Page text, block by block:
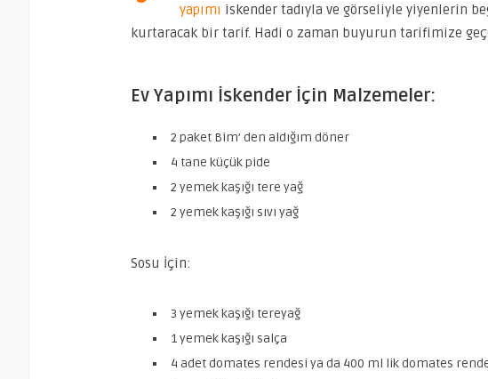
yapımı iskender tadıyla ve görseliyle yiyenlerin
kurtaracak bir tarif. Hadi o zaman buyurun tarifimize
Ev Yapımı İskender İçin Malzemeler:
2 paket Bim’ den aldığım döner
4 tane küçük pide
2 yemek kaşığı tere yağ
2 yemek kaşığı sıvı yağ
Sosu İçin:
3 yemek kaşığı tereyağ
1 yemek kaşığı salça
4 adet domates rendesi ya da 400 ml lik domates